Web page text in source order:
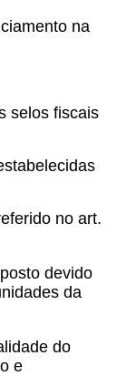
na
selos fiscais
no art.
devido
da
do
e